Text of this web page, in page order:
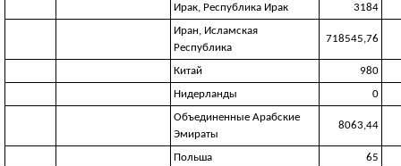
Ирак, Республика Ирак
3184
Иран, Исламская
Республика
718545,76
Китай
980
Нидерланды
0
Объединенные Арабские
Эмираты
8063,44
Польша
65